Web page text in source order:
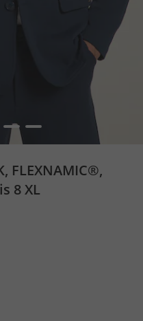
4 5
FLEXNAMIC®,
8 XL